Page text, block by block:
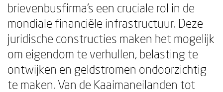
brievenbusfirma's een cruciale rol in de
mondiale financiële infrastructuur. Deze
juridische constructies maken het mogelijk
om eigendom te verhullen, belasting te
ontwijken en geldstromen ondoorzichtig
te maken. Van de Kaaimaneilanden tot